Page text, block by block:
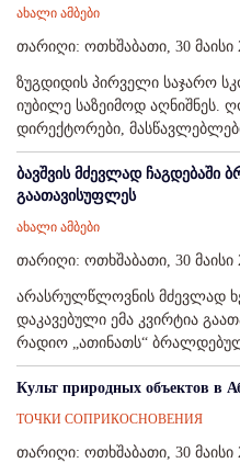
ახალი ამბები
თარიღი: ოთხშაბათი, 30 მაისი
ზუგდიდის პირველი საჯარო
იუბილე საზეიმოდ აღნიშნეს.
დირექტორები,
ბავშვის მძევლად
გაათავისუფლეს
ახალი ამბები
თარიღი: ოთხშაბათი, 30 მაისი
არასრულწლოვნის მძევლად
დაკავებული ემა კვირტია
რადიო „ათინათს“
Культ природных объектов в
ТОЧКИ СОПРИКОСНОВЕНИЯ
თარიღი: ოთხშაბათი, 30 მაისი